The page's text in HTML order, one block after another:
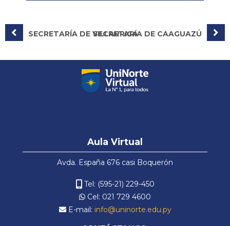
SECRETARÍA DE VILLARRICASECRETARÍA DE CAAGUAZÚ
Aula
Aula Virtual
Avda. España 676 casi Boquerón
Tel: (595-21) 229-450
Cel: 021 729 4600
E-mail: info@uninorte.edu.py